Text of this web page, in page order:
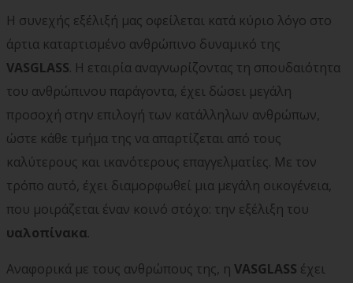
Η συνεχής εξέλιξή μας οφείλεται κατά κύριο λόγο στο
άρτια καταρτισμένο ανθρώπινο δυναμικό της
VASGLASS. Η εταιρία αναγνωρίζοντας τη σπουδαιότητα
του ανθρώπινου παράγοντα, έχει δώσει μεγάλη
προσοχή στην επιλογή των κατάλληλων ανθρώπων,
ώστε κάθε τμήμα της να απαρτίζεται από τους
καλύτερους και ικανότερους επαγγελματίες. Με τον
τρόπο αυτό, έχει διαμορφωθεί μια μεγάλη οικογένεια,
που μοιράζεται έναν κοινό στόχο: την εξέλιξη του
υαλοπίνακα.
Αναφορικά με τους ανθρώπους της, η VASGLASS έχει